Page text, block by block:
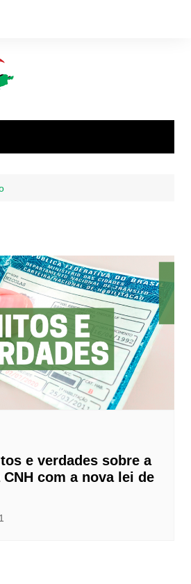
e verdades sobre a
com a nova lei de